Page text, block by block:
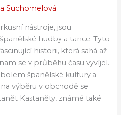
Suchomelová
nástroje, jsou
hudby a tance. Tyto
historii, která sahá až
se v průběhu času vyvíjel.
španělské kultury a
výběru v obchodě se
Kastaněty, známé také